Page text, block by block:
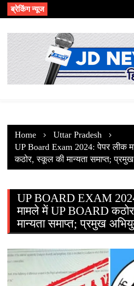
Skip
to
ब्रेकिंग न्यूज
Home
Uttar Pradesh
UP Board Exam 2024: पेपर लीक
कठोर, स्कूल की मान्यता समाप्त;
UP BOARD EXAM
मामले में UP BOARD
मान्यता समाप्त; प्रमुख